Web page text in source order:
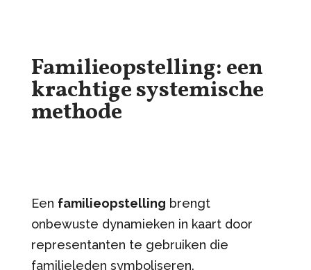
Familieopstelling: een
krachtige systemische
methode
Een familieopstelling brengt
onbewuste dynamieken in kaart door
representanten te gebruiken die
familieleden symboliseren.